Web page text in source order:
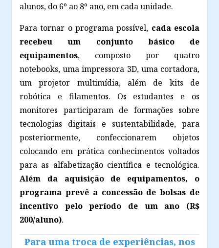
alunos, do 6º ao 8º ano, em cada unidade.
Para tornar o programa possível, cada escola
recebeu um conjunto básico de
equipamentos, composto por quatro
notebooks, uma impressora 3D, uma cortadora,
um projetor multimídia, além de kits de
robótica e filamentos. Os estudantes e os
monitores participaram de formações sobre
tecnologias digitais e sustentabilidade, para
posteriormente, confeccionarem objetos
colocando em prática conhecimentos voltados
para as alfabetização científica e tecnológica.
Além da aquisição de equipamentos, o
programa prevê a concessão de bolsas de
incentivo pelo período de um ano (R$
200/aluno).
Para uma troca de experiências, nos